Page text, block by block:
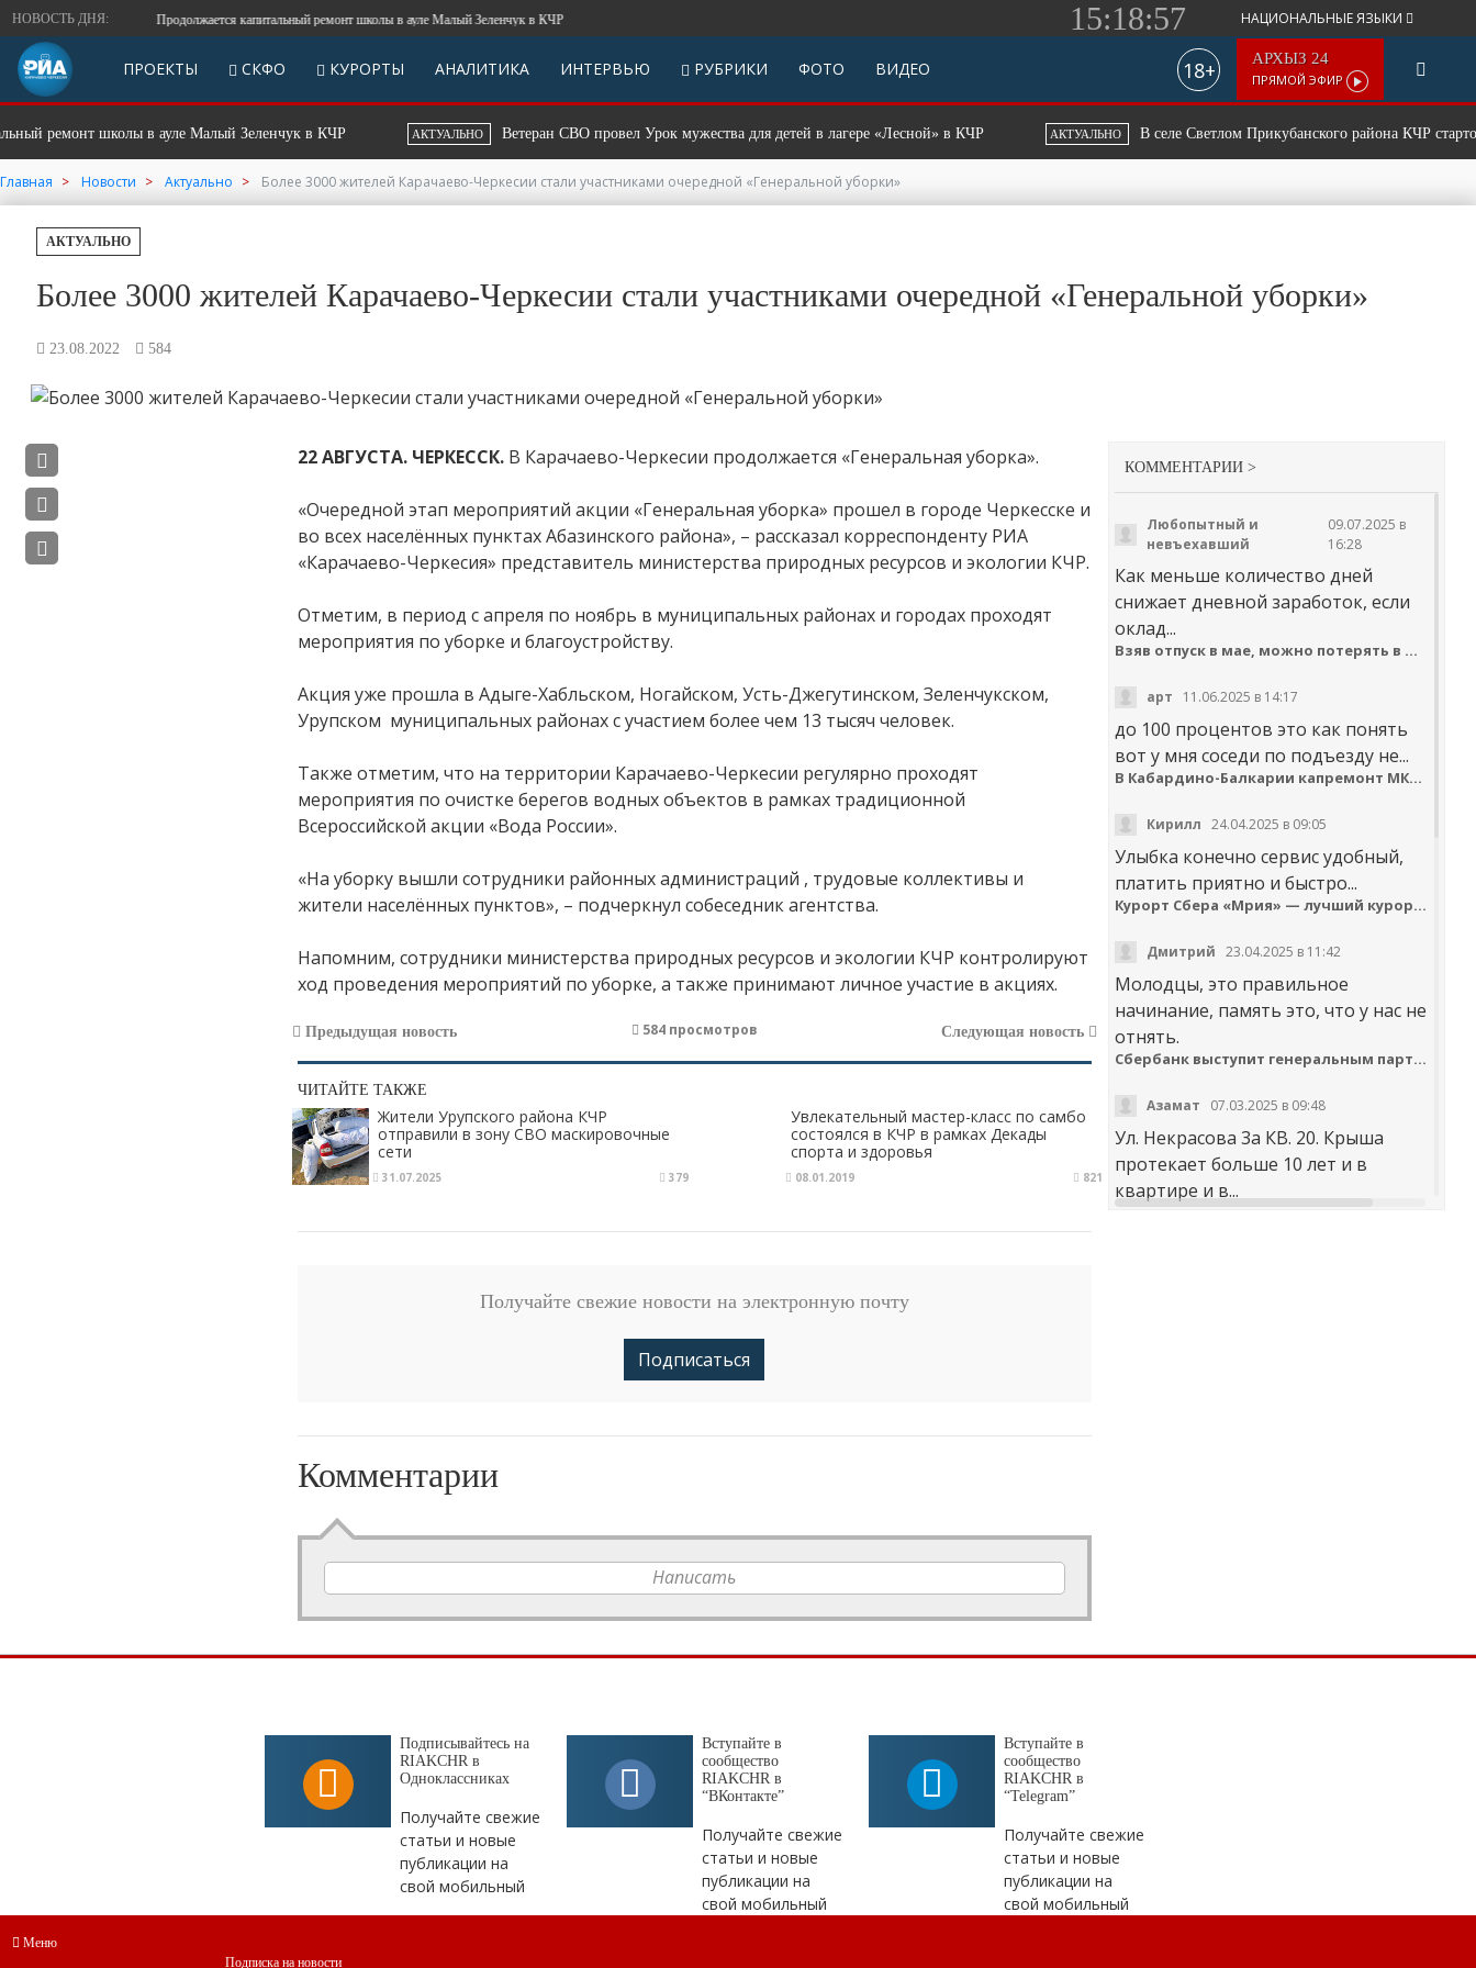
НОВОСТЬ ДНЯ: Продолжается капитальный ремонт школы в ауле Малый Зеленчук в КЧР 15:18:57 НАЦИОНАЛЬНЫЕ ЯЗЫКИ
ПРОЕКТЫ СКФО КУРОРТЫ АНАЛИТИКА ИНТЕРВЬЮ РУБРИКИ ФОТО ВИДЕО 18+ АРХЫЗ 24
ПРЯМОЙ ЭФИР
ремонт школы в ауле Малый Зеленчук в КЧР АКТУАЛЬНО Ветеран СВО провел Урок мужества для детей в лагере «Лесной» в КЧР АКТУАЛЬНО В селе Светлом Прикубанского района КЧР стартовал
Главная Новости Актуально Более 3000 жителей Карачаево-Черкесии стали участниками очередной «Генеральной уборки»
АКТУАЛЬНО
Более 3000 жителей Карачаево-Черкесии стали участниками очередной «Генеральной уборки»
23.08.2022 584
22 АВГУСТА. ЧЕРКЕССК.В Карачаево-Черкесии продолжается «Генеральная уборка».
«Очередной этап мероприятий акции «Генеральная уборка» прошел в городе Черкесске и
во всех населённых пунктах Абазинского района», – рассказал корреспонденту РИА
«Карачаево-Черкесия» представитель министерства природных ресурсов и экологии КЧР.
Отметим, в период с апреля по ноябрь в муниципальных районах и городах проходят
мероприятия по уборке и благоустройству.
Акция уже прошла в Адыге-Хабльском, Ногайском, Усть-Джегутинском, Зеленчукском,
Урупском муниципальных районах с участием более чем 13 тысяч человек.
Также отметим, что на территории Карачаево-Черкесии регулярно проходят
мероприятия по очистке берегов водных объектов в рамках традиционной
Всероссийской акции «Вода России».
«На уборку вышли сотрудники районных администраций , трудовые коллективы и
жители населённых пунктов», – подчеркнул собеседник агентства.
Напомним, сотрудники министерства природных ресурсов и экологии КЧР контролируют
ход проведения мероприятий по уборке, а также принимают личное участие в акциях.
Предыдущая новость 584 просмотров Следующая новость
ЧИТАЙТЕ ТАКЖЕ
Жители Урупского района КЧР
отправили в зону СВО маскировочные
сети
31.07.2025 379
Увлекательный мастер-класс по самбо
состоялся в КЧР в рамках Декады
спорта и здоровья
08.01.2019 821
Получайте свежие новости на электронную почту
Подписаться
Комментарии
Написать
КОММЕНТАРИИ >
Любопытный и
невъехавший
09.07.2025 в
16:28
Как меньше количество дней
снижает дневной заработок, если
оклад...
Взяв отпуск в мае, можно потерять в деньгах
арт 11.06.2025 в 14:17
до 100 процентов это как понять
вот у мня соседи по подъезду не...
В Кабардино-Балкарии капремонт МКД идёт с опережением графика
Кирилл 24.04.2025 в 09:05
Улыбка конечно сервис удобный,
платить приятно и быстро...
Курорт Сбера «Мрия» — лучший курортный отель по версии Russian Hospitality Awards
Дмитрий 23.04.2025 в 11:42
Молодцы, это правильное
начинание, память это, что у нас не
отнять.
Сбербанк выступит генеральным партнером онлайн-шествия «Бессмертный полк»
Азамат 07.03.2025 в 09:48
Ул. Некрасова 3а КВ. 20. Крыша
протекает больше 10 лет и в
квартире и в...
банк...
Ай да красавцы
Подписывайтесь на
RIAKCHR в
Одноклассниках
Получайте свежие
статьи и новые
публикации на
свой мобильный
Вступайте в
сообщество
RIAKCHR в
“ВКонтакте”
Получайте свежие
статьи и новые
публикации на
свой мобильный
Вступайте в
сообщество
RIAKCHR в
“Telegram”
Получайте свежие
статьи и новые
публикации на
свой мобильный
Меню
Подписка на новости